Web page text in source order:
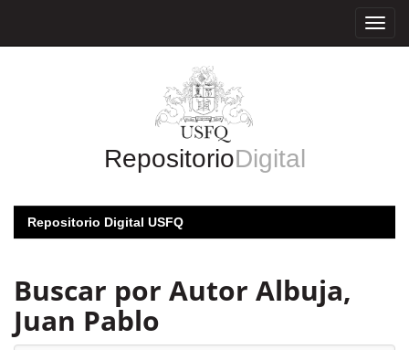
RepositorioDigital
Repositorio Digital USFQ
Buscar por Autor Albuja,
Juan Pablo